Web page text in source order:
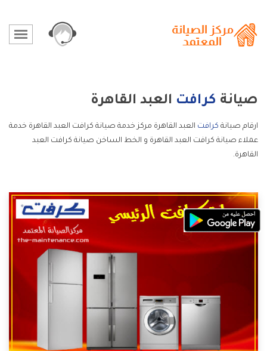
صيانة كرافت العبد القاهرة
ارقام صيانة كرافت العبد القاهرة مركز خدمة صيانة كرافت العبد القاهرة خدمة
عملاء صيانة كرافت العبد القاهرة و الخط الساخن صيانة كرافت العبد
القاهرة.